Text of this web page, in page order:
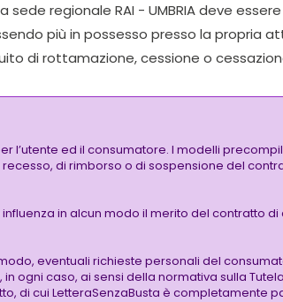
sede regionale RAI - UMBRIA deve
più in possesso presso la propria
di rottamazione, cessione o
l’utente ed il consumatore. I modelli
di rimborso o di sospensione del
in alcun modo il merito del contratto
eventuali richieste personali del
ogni caso, ai sensi della normativa sulla
di cui LetteraSenzaBusta è completamente